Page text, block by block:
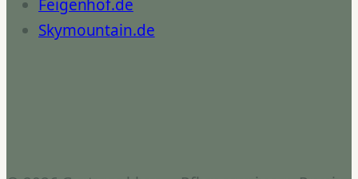
Feigenhof.de
Skymountain.de